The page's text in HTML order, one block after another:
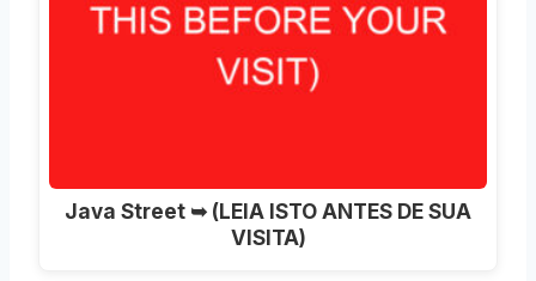
Java Street ➥ (LEIA ISTO ANTES DE SUA
VISITA)